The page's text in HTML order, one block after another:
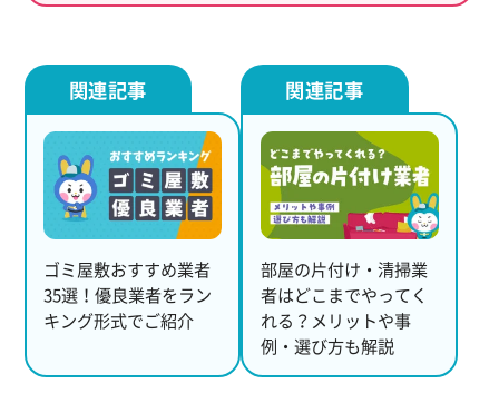
ゴミ屋敷おすすめ業者
35選！優良業者をラン
キング形式でご紹介
部屋の片付け・清掃業
者はどこまでやってく
れる？メリットや事
例・選び方も解説